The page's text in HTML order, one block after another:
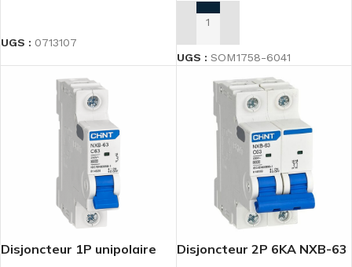
UGS : 0713107
AJOUTER AU PANIER
UGS : SOM1758-6041
Disjoncteur 1P unipolaire
Disjoncteur 2P 6KA NXB-63